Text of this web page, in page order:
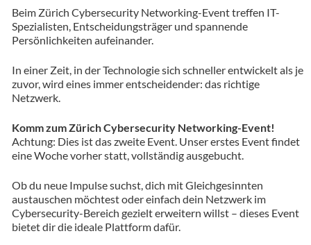
Beim Zürich Cybersecurity Networking-Event treffen IT-
Spezialisten, Entscheidungsträger und spannende
Persönlichkeiten aufeinander.
In einer Zeit, in der Technologie sich schneller entwickelt als je
zuvor, wird eines immer entscheidender: das richtige
Netzwerk.
Komm zum Zürich Cybersecurity Networking-Event!
Achtung: Dies ist das zweite Event. Unser erstes Event findet
eine Woche vorher statt, vollständig ausgebucht.
Ob du neue Impulse suchst, dich mit Gleichgesinnten
austauschen möchtest oder einfach dein Netzwerk im
Cybersecurity-Bereich gezielt erweitern willst – dieses Event
bietet dir die ideale Plattform dafür.